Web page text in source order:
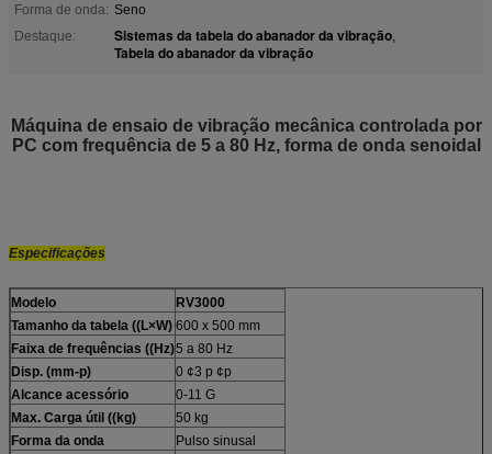
Forma de onda: Seno
Destaque:
Sistemas da tabela do abanador da vibração,
Tabela do abanador da vibração
Máquina de ensaio de vibração mecânica controlada por
PC com frequência de 5 a 80 Hz, forma de onda senoidal
Especificações
Modelo
RV3000
Tamanho da tabela ((L×W) 600 x 500 mm
Faixa de frequências ((Hz)5 a 80 Hz
Disp. (mm-p)
0 ¢3 p ¢p
Alcance acessório
0-11 G
Max. Carga útil ((kg)
50 kg
Forma da onda
Pulso sinusal